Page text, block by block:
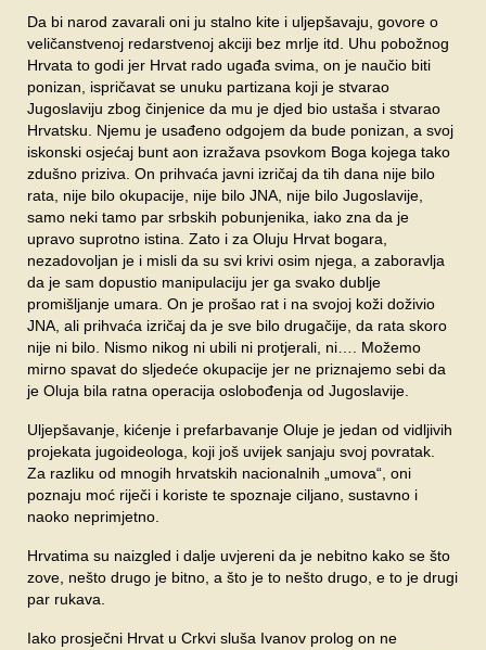
Da bi narod zavarali oni ju stalno kite i uljepšavaju, govore o
veličanstvenoj redarstvenoj akciji bez mrlje itd. Uhu pobožnog
Hrvata to godi jer Hrvat rado ugađa svima, on je naučio biti
ponizan, ispričavat se unuku partizana koji je stvarao
Jugoslaviju zbog činjenice da mu je djed bio ustaša i stvarao
Hrvatsku. Njemu je usađeno odgojem da bude ponizan, a svoj
iskonski osjećaj bunt aon izražava psovkom Boga kojega tako
zdušno priziva. On prihvaća javni izričaj da tih dana nije bilo
rata, nije bilo okupacije, nije bilo JNA, nije bilo Jugoslavije,
samo neki tamo par srbskih pobunjenika, iako zna da je
upravo suprotno istina. Zato i za Oluju Hrvat bogara,
nezadovoljan je i misli da su svi krivi osim njega, a zaboravlja
da je sam dopustio manipulaciju jer ga svako dublje
promišljanje umara. On je prošao rat i na svojoj koži doživio
JNA, ali prihvaća izričaj da je sve bilo drugačije, da rata skoro
nije ni bilo. Nismo nikog ni ubili ni protjerali, ni…. Možemo
mirno spavat do sljedeće okupacije jer ne priznajemo sebi da
je Oluja bila ratna operacija oslobođenja od Jugoslavije.
Uljepšavanje, kićenje i prefarbavanje Oluje je jedan od vidljivih
projekata jugoideologa, koji još uvijek sanjaju svoj povratak.
Za razliku od mnogih hrvatskih nacionalnih „umova“, oni
poznaju moć riječi i koriste te spoznaje ciljano, sustavno i
naoko neprimjetno.
Hrvatima su naizgled i dalje uvjereni da je nebitno kako se što
zove, nešto drugo je bitno, a što je to nešto drugo, e to je drugi
par rukava.
Iako prosječni Hrvat u Crkvi sluša Ivanov prolog on ne